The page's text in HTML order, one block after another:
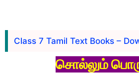
Class 7 Tamil Text Books –
சொல்லும்